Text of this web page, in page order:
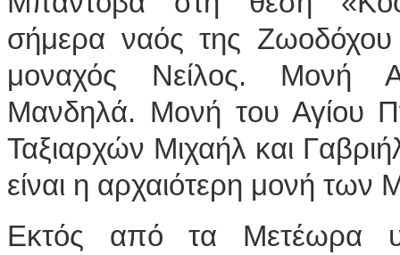
σήμερα ναός της
μοναχός Νείλος. Μονή
Μανδηλά. Μονή του Αγίου
Ταξιαρχών Μιχαήλ και
είναι η αρχαιότερη μονή
Εκτός από τα Μετέωρα